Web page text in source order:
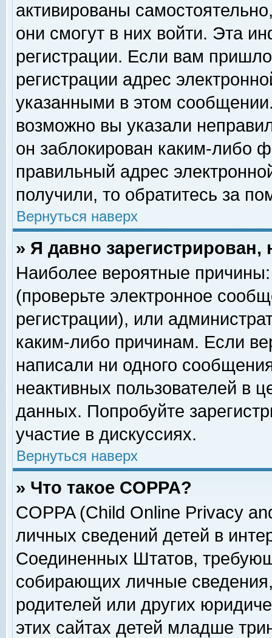
активированы
они смогут в них войти. Эта
регистрации. Если вам
регистрации адрес
указанными в этом
возможно вы указали
он заблокирован каким-либо
правильный адрес
получили, то обратитесь за
Вернуться наверх
» Я давно
Наиболее вероятные
(проверьте электронное
регистрации), или
каким-либо причинам. Если
написали ни одного
неактивных пользователей в
данных. Попробуйте
участие в дискуссиях.
Вернуться наверх
» Что такое COPPA?
COPPA (Child Online Privacy
личных сведений детей в
Соединенных Штатов,
собирающих личные
родителей или других
этих сайтах детей младше